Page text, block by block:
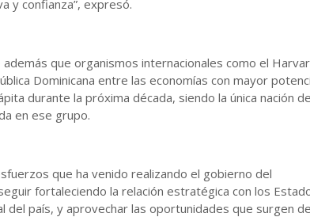
y confianza”, expresó.
que organismos internacionales como el
Dominicana entre las economías con mayor
durante la próxima década, siendo la única nación de
en ese grupo.
que ha venido realizando el gobierno del
fortaleciendo la relación estratégica con los
del país, y aprovechar las oportunidades que surgen